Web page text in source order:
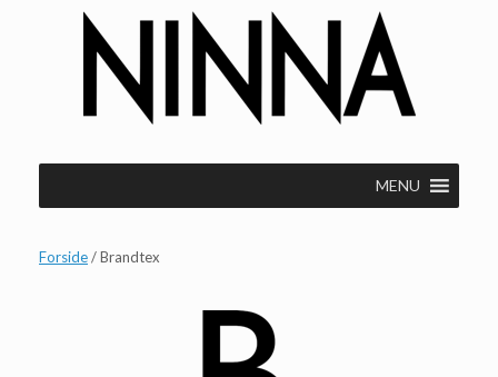
MENU
Forside/ Brandtex